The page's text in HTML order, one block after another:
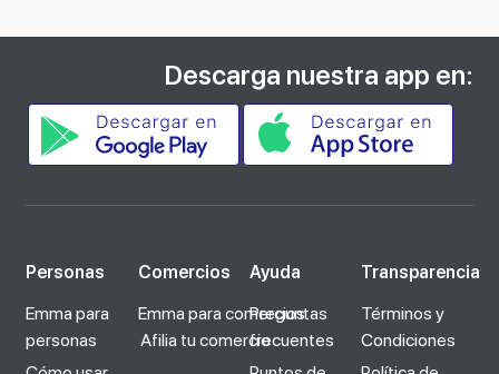
Descarga nuestra app en:
Personas
Emma para
personas
Comercios
Emma para comercios
Afilia tu comercio
Ayuda
Preguntas
frecuentes
Transparencia
Términos y
Condiciones